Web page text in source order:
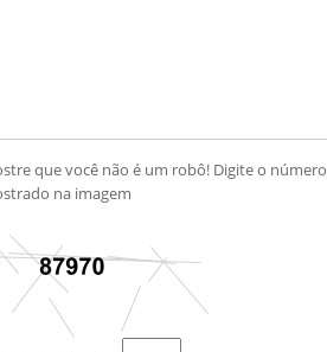
que você não é um robô! Digite o número
na imagem